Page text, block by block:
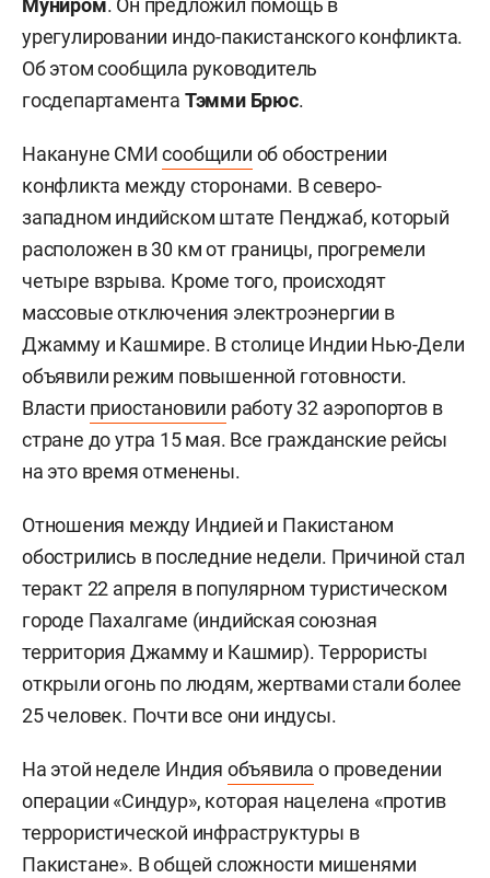
урегулировании индо-пакистанского конфликта.
Об этом сообщила руководитель
госдепартамента Тэмми Брюс.
Накануне СМИсообщили об обострении
конфликта между сторонами. В северо-
западном индийском штате Пенджаб, который
расположен в 30 км от границы, прогремели
четыре взрыва. Кроме того, происходят
массовые отключения электроэнергии в
Джамму и Кашмире. В столице Индии Нью-Дели
объявили режим повышенной готовности.
Власти приостановили работу 32 аэропортов в
стране до утра 15 мая. Все гражданские рейсы
на это время отменены.
Отношения между Индией и Пакистаном
обострились в последние недели. Причиной стал
теракт 22 апреля в популярном туристическом
городе Пахалгаме (индийская союзная
территория Джамму и Кашмир). Террористы
открыли огонь по людям, жертвами стали более
25 человек. Почти все они индусы.
На этой неделе Индия объявила о проведении
операции «Синдур», которая нацелена «против
террористической инфраструктуры в
Пакистане». В общей сложности мишенями